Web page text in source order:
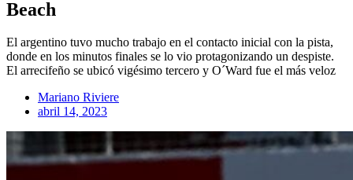
Beach
El argentino tuvo mucho trabajo en el contacto inicial con la pista,
donde en los minutos finales se lo vio protagonizando un despiste.
El arrecifeño se ubicó vigésimo tercero y O´Ward fue el más veloz
Mariano Riviere
abril 14, 2023